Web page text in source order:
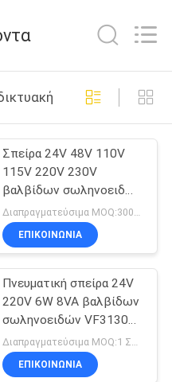
κατασκευή
Σπείρα 24V 48V 110V
115V 220V 230V
βαλβίδων σωληνοειδών
τύπων βουλευτής-γ-146
ASCO
Διαπραγματεύσιμα MOQ:300PCS
ΕΠΙΚΟΙΝΩΝΙΑ
Πνευματική σπείρα 24V
220V 6W 8VA βαλβίδων
σωληνοειδών VF3130
VF3230
ΕΠΙΚΟΙΝΩΝΙΑ